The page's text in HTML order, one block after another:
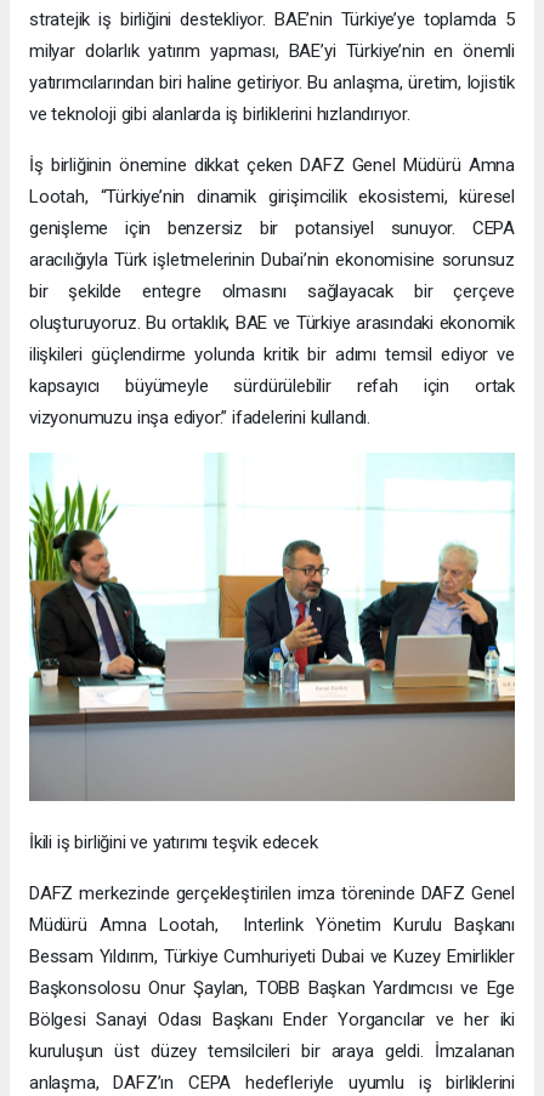
stratejik iş birliğini destekliyor. BAE’nin Türkiye’ye toplamda 5
milyar dolarlık yatırım yapması, BAE’yi Türkiye’nin en önemli
yatırımcılarından biri haline getiriyor. Bu anlaşma, üretim, lojistik
ve teknoloji gibi alanlarda iş birliklerini hızlandırıyor.
İş birliğinin önemine dikkat çeken DAFZ Genel Müdürü Amna
Lootah, “Türkiye’nin dinamik girişimcilik ekosistemi, küresel
genişleme için benzersiz bir potansiyel sunuyor. CEPA
aracılığıyla Türk işletmelerinin Dubai’nin ekonomisine sorunsuz
bir şekilde entegre olmasını sağlayacak bir çerçeve
oluşturuyoruz. Bu ortaklık, BAE ve Türkiye arasındaki ekonomik
ilişkileri güçlendirme yolunda kritik bir adımı temsil ediyor ve
kapsayıcı büyümeyle sürdürülebilir refah için ortak
vizyonumuzu inşa ediyor.” ifadelerini kullandı.
İkili iş birliğini ve yatırımı teşvik edecek
DAFZ merkezinde gerçekleştirilen imza töreninde DAFZ Genel
Müdürü Amna Lootah, Interlink Yönetim Kurulu Başkanı
Bessam Yıldırım, Türkiye Cumhuriyeti Dubai ve Kuzey Emirlikler
Başkonsolosu Onur Şaylan, TOBB Başkan Yardımcısı ve Ege
Bölgesi Sanayi Odası Başkanı Ender Yorgancılar ve her iki
kuruluşun üst düzey temsilcileri bir araya geldi. İmzalanan
anlaşma, DAFZ’ın CEPA hedefleriyle uyumlu iş birliklerini